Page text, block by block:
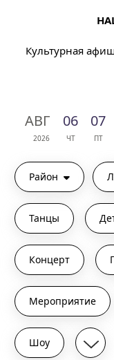
Культурная
АВГ
2026
06
ЧТ
07
ПТ
Район
Танцы
Концерт
Мероприятие
Шоу